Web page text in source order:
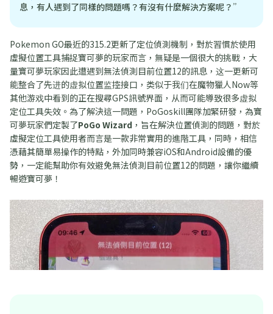
息，有人遇到了同樣的問題嗎？有沒有什麼解決方案呢？”
Pokemon GO最近的315.2更新了定位偵測機制，對於習慣於使用
虛擬位置工具捕捉寶可夢的玩家而言，無疑是一個很大的挑戰，大
量寶可夢玩家因此遭遇到無法偵測目前位置12的訊息，这一更新可
能整合了先进的虚拟位置监控接口，类似于我们在魔物獵人Now等
其他游戏中看到的正在搜尋GPS訊號界面，从而可能導致很多虚拟
定位工具失效。為了解決這一問題，PoGoskill團隊加緊研發，為寶
可夢玩家們定製了PoGo Wizard ，旨在解決位置偵測的問題，對於
虛擬定位工具使用者而言是一款非常實用的進階工具，同時，相信
憑藉其簡單易操作的特點，外加同時兼容iOS和Android設備的優
勢，一定能幫助你有效避免無法偵測目前位置12的問題，讓你繼續
暢遊寶可夢！